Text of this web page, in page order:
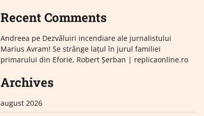
Recent Comments
Andreea pe Dezvăluiri incendiare ale jurnalistului
Marius Avram! Se strânge lațul în jurul familiei
primarului din Eforie, Robert Șerban | replicaonline.ro
Archives
august 2026